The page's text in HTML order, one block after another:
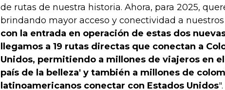
de rutas de nuestra historia. Ahora, para 2025,
brindando mayor acceso y conectividad a
con la entrada en operación de estas dos
llegamos a 19 rutas directas que conectan a
Unidos, permitiendo a millones de viajeros en
país de la belleza' y también a millones de
latinoamericanos conectar con Estados Unidos".